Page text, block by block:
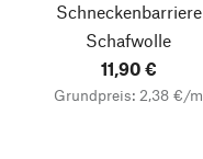
Schneckenbarriere
Schafwolle
11,90 €
Grundpreis: 2,38 €/m